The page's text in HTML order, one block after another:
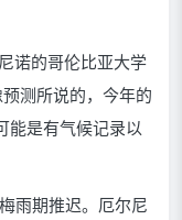
诺的哥伦比亚大学
测所说的，今年的
能是有气候记录以
雨期推迟。厄尔尼